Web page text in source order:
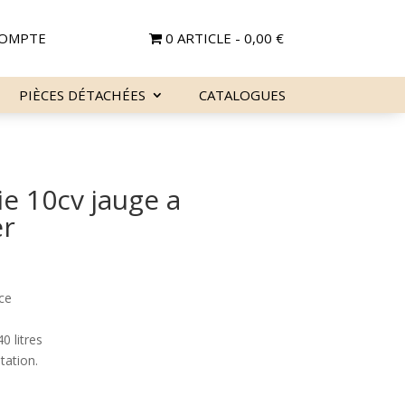
0 ARTICLE 0,00 €
PIÈCES DÉTACHÉES CATALOGUES
10cv jauge a
litres